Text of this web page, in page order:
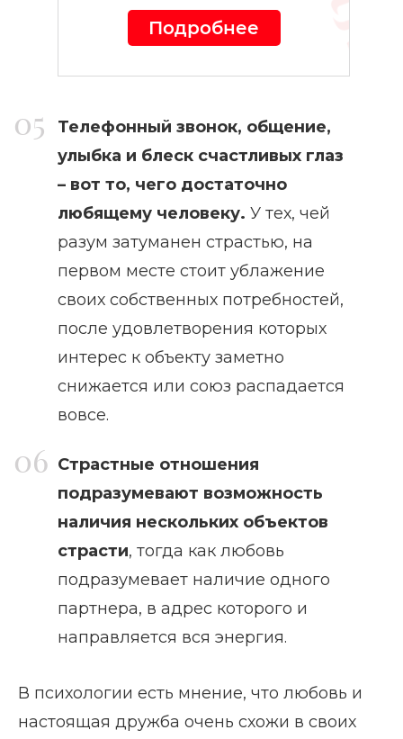
Подробнее
Телефонный звонок, общение,
улыбка и блеск счастливых глаз
– вот то, чего достаточно
любящему человеку. У тех, чей
разум затуманен страстью, на
первом месте стоит ублажение
своих собственных потребностей,
после удовлетворения которых
интерес к объекту заметно
снижается или союз распадается
вовсе.
Страстные отношения
подразумевают возможность
наличия нескольких объектов
страсти, тогда как любовь
подразумевает наличие одного
партнера, в адрес которого и
направляется вся энергия.
В психологии есть мнение, что любовь и
настоящая дружба очень схожи в своих